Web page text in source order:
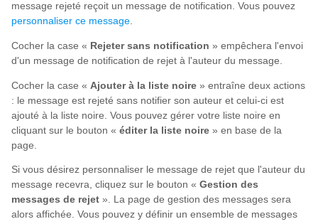
message rejeté reçoit un message de notification. Vous pouvez
personnaliser ce message.
Cocher la case « Rejeter sans notification » empêchera l'envoi
d'un message de notification de rejet à l'auteur du message.
Cocher la case « Ajouter à la liste noire » entraîne deux actions
: le message est rejeté sans notifier son auteur et celui-ci est
ajouté à la liste noire. Vous pouvez gérer votre liste noire en
cliquant sur le bouton « éditer la liste noire » en base de la
page.
Si vous désirez personnaliser le message de rejet que l'auteur du
message recevra, cliquez sur le bouton « Gestion des
messages de rejet ». La page de gestion des messages sera
alors affichée. Vous pouvez y définir un ensemble de messages